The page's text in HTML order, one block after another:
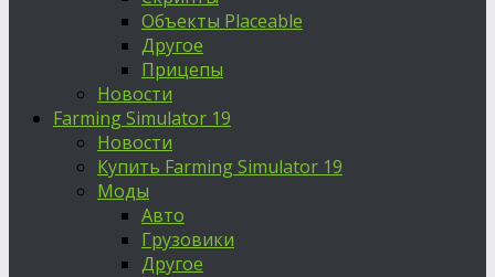
Объекты Placeable
Другое
Прицепы
Новости
Farming Simulator 19
Новости
Купить Farming Simulator 19
Моды
Авто
Грузовики
Другое